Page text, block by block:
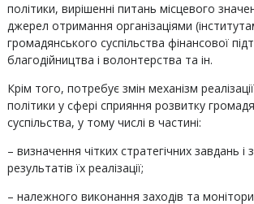
політики, вирішенні питань місцевого
джерел отримання організаціями
громадянського суспільства фінансової
благодійництва і волонтерства та ін.
Крім того, потребує змін механізм
політики у сфері сприяння розвитку
суспільства, у тому числі в частині:
– визначення чітких стратегічних завдань і
результатів їх реалізації;
– належного виконання заходів та